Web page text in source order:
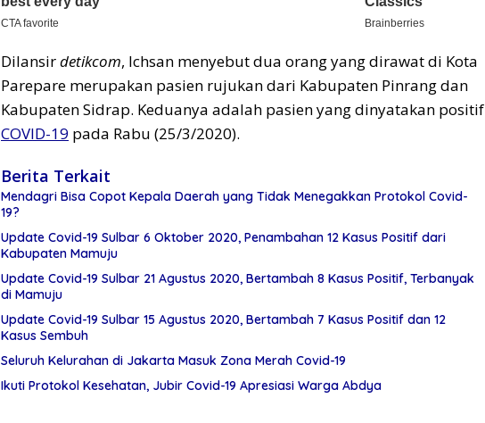
Dilansirdetikcom, Ichsan menyebut dua orang yang dirawat di Kota
Parepare merupakan pasien rujukan dari Kabupaten Pinrang dan
Kabupaten Sidrap. Keduanya adalah pasien yang dinyatakan positif
COVID-19 pada Rabu (25/3/2020).
Berita Terkait
Mendagri Bisa Copot Kepala Daerah yang Tidak Menegakkan Protokol Covid-
19?
Update Covid-19 Sulbar 6 Oktober 2020, Penambahan 12 Kasus Positif dari
Kabupaten Mamuju
Update Covid-19 Sulbar 21 Agustus 2020, Bertambah 8 Kasus Positif, Terbanyak
di Mamuju
Update Covid-19 Sulbar 15 Agustus 2020, Bertambah 7 Kasus Positif dan 12
Kasus Sembuh
Seluruh Kelurahan di Jakarta Masuk Zona Merah Covid-19
Ikuti Protokol Kesehatan, Jubir Covid-19 Apresiasi Warga Abdya